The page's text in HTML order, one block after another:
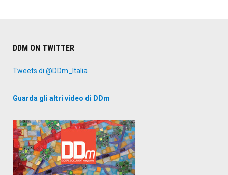
DDM ON TWITTER
Tweets di @DDm_Italia
Guarda gli altri video di DDm